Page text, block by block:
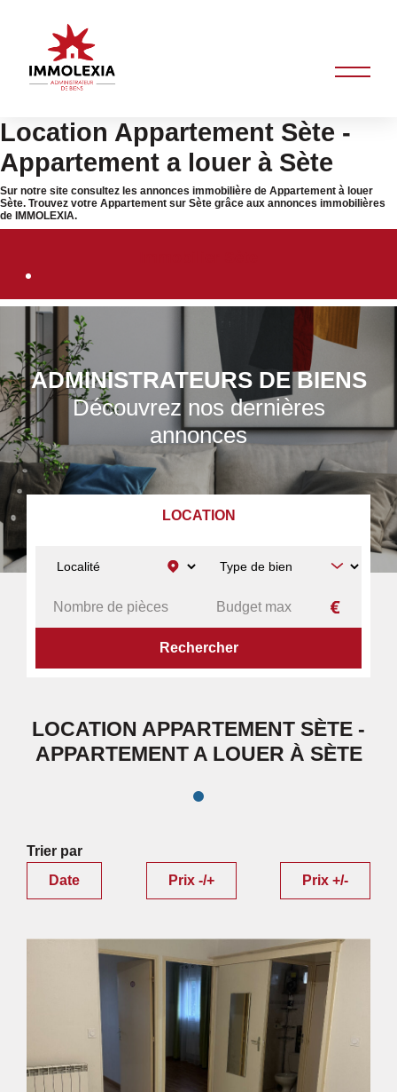
Location Appartement Sète -
Appartement a louer à Sète
Sur notre site consultez les annonces immobilière de Appartement à louer
Sète. Trouvez votre Appartement sur Sète grâce aux annonces immobilières
de IMMOLEXIA.
ADMINISTRATEURS DE BIENS
Découvrez nos dernières
annonces
LOCATION
APPARTEMENT
LOCATION APPARTEMENT SÈTE -
APPARTEMENT A LOUER À SÈTE
Trier par
Date
Prix -/+ Prix +/-